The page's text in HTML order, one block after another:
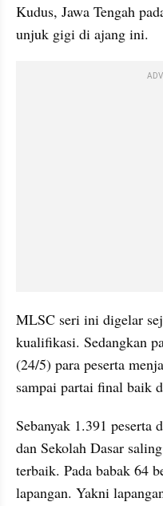
Kudus, Jawa Tengah
unjuk gigi di ajang ini.
MLSC seri ini digelar
kualifikasi. Sedangkan
(24/5) para peserta
sampai partai final baik
Sebanyak 1.391 peserta
dan Sekolah Dasar
terbaik. Pada babak 64
lapangan. Yakni